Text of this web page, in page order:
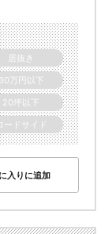
居抜き
30万円以下
20坪以下
ードサイド
入りに追加